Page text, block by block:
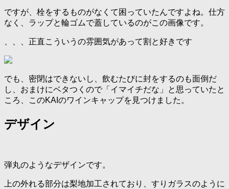
ですが、栓をするものがなくて困っていたんですよね。仕方
なく、ラップと輪ゴムで蓋しているのがこの画像です。
、、、正直こういうの雰囲気があって割と好きです
でも、密閉はできないし、飲むたびに封をするのも面倒だ
し、おまけにベタつくので「イマイチだな」と思っていたと
ころ、このKAIのワインキャップを見つけました。
デザイン
弾丸のようなデザインです。
上の外れる部分は梨地加工されており、すりガラスのように